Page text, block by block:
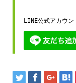
LINE公式アカウン